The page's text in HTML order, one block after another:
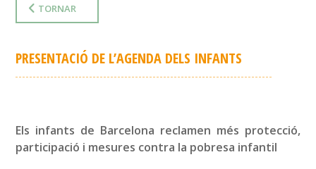
TORNAR
PRESENTACIÓ DE L’AGENDA DELS INFANTS
Els infants de Barcelona reclamen més protecció,
participació i mesures contra la pobresa infantil